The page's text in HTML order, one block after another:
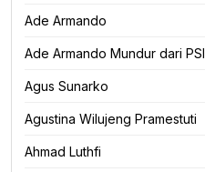
Ade Armando
Ade Armando Mundur dari PSI
Agus Sunarko
Agustina Wilujeng Pramestuti
Ahmad Luthfi